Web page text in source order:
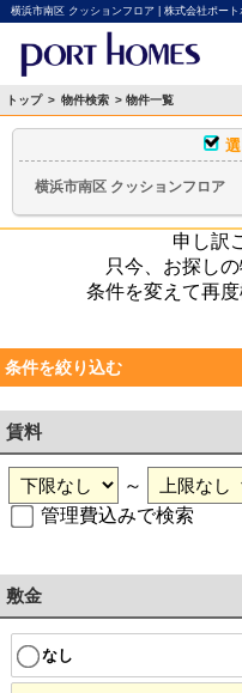
横浜市南区 クッションフロア | 株式会社ポート
トップ > 物件検索 > 物件一覧
横浜市南区 クッションフロア
申し訳
只今、お探し
条件を変えて再度
条件を絞り込む
賃料
～
管理費込みで検索
敷金
なし